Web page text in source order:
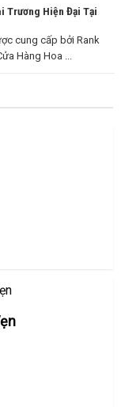
Trương Hiện Đại Tại
cung cấp bởi Rank
Hàng Hoa ...